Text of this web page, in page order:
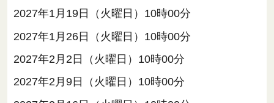
2027年1月19日（火曜日）10時00分
2027年1月26日（火曜日）10時00分
2027年2月2日（火曜日）10時00分
2027年2月9日（火曜日）10時00分